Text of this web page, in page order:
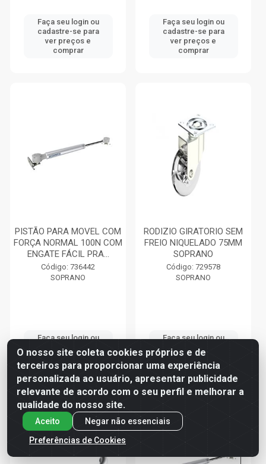
Faça seu login ou
cadastre-se para
ver preços e
comprar
Faça seu login ou
cadastre-se para
ver preços e
comprar
PISTÃO PARA MOVEL COM
FORÇA NORMAL 100N COM
ENGATE FÁCIL PRA...
Código: 736442
SOPRANO
Faça seu login ou
cadastre-se para
ver preços e
comprar
RODIZIO GIRATORIO SEM
FREIO NIQUELADO 75MM
SOPRANO
Código: 729578
SOPRANO
Faça seu login ou
cadastre-se para
ver preços e
comprar
O nosso site coleta cookies próprios e de
terceiros para proporcionar uma experiência
personalizada ao usuário, apresentar publicidade
relevante de acordo com o seu perfil e melhorar a
qualidade do nosso site.
Aceito
Negar não essenciais
Preferências de Cookies